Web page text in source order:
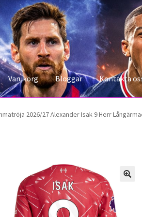
Varukorg Bloggar Kontakta
Storleksguiden Varukorg
2026/27 Alexander Isak 9 Herr